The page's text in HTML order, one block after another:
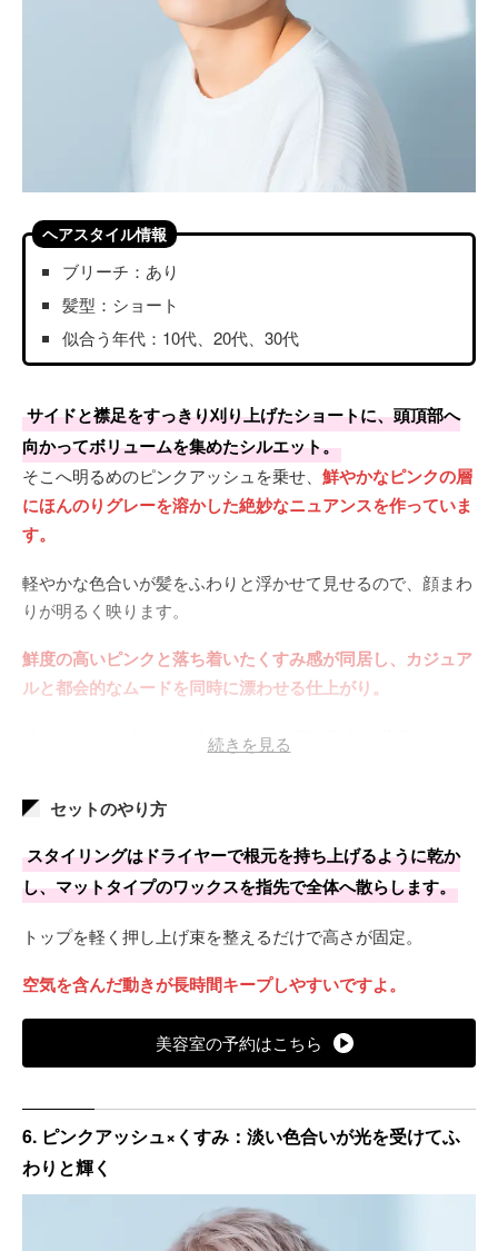
ヘアスタイル情報
ブリーチ：あり
髪型：ショート
似合う年代：10代、20代、30代
サイドと襟足をすっきり刈り上げたショートに、頭頂部へ
向かってボリュームを集めたシルエット。
そこへ明るめのピンクアッシュを乗せ、 鮮やかなピンクの層
にほんのりグレーを溶かした絶妙なニュアンスを作っていま
す。
軽やかな色合いが髪をふわりと浮かせて見せるので、顔まわ
りが明るく映ります。
鮮度の高いピンクと落ち着いたくすみ感が同居し、カジュア
ルと都会的なムードを同時に漂わせる仕上がり。
色をしっかり出すには少なくとも一回は脱色が必要です。
とピンクが淡くなりグレーが前面に現れていくグラデーショ
ンが楽しめます。
根元が伸び始める約四週間を目安に染め直すと境目が目立ち
続きを見る
セットのやり方
スタイリングはドライヤーで根元を持ち上げるように乾か
し、マットタイプのワックスを指先で全体へ散らします。
トップを軽く押し上げ束を整えるだけで高さが固定。
空気を含んだ動きが長時間キープしやすいですよ。
美容室の予約はこちら
6. ピンクアッシュ×くすみ：淡い色合いが光を受けてふ
わりと輝く